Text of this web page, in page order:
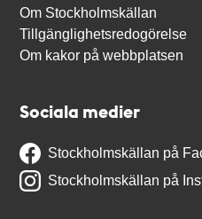
Om Stockholmskällan
Tillgänglighetsredogörelse
Om kakor på webbplatsen
Sociala medier
Stockholmskällan på
Stockholmskällan på